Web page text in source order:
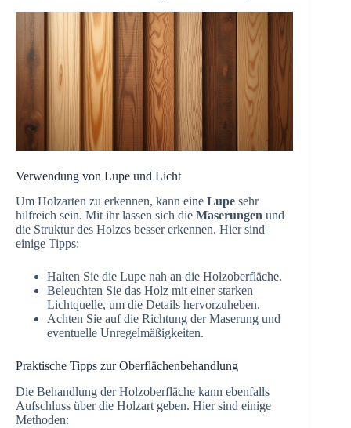
Verwendung von Lupe und Licht
Um Holzarten zu erkennen, kann eine Lupe sehr
hilfreich sein. Mit ihr lassen sich die Maserungen und
die Struktur des Holzes besser erkennen. Hier sind
einige Tipps:
Halten Sie die Lupe nah an die Holzoberfläche.
Beleuchten Sie das Holz mit einer starken
Lichtquelle, um die Details hervorzuheben.
Achten Sie auf die Richtung der Maserung und
eventuelle Unregelmäßigkeiten.
Praktische Tipps zur Oberflächenbehandlung
Die Behandlung der Holzoberfläche kann ebenfalls
Aufschluss über die Holzart geben. Hier sind einige
Methoden: